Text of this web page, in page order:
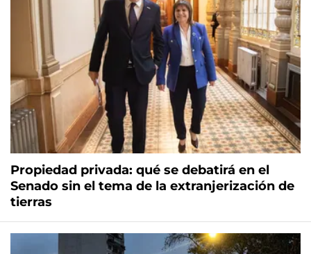
Propiedad privada: qué se debatirá en el
Senado sin el tema de la extranjerización de
tierras